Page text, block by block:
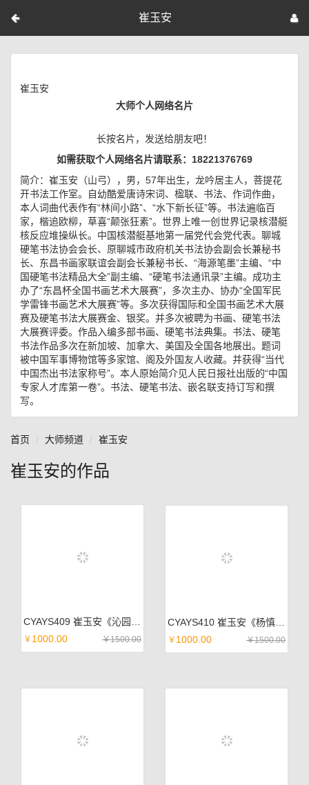
崔玉安
崔玉安
大师个人网络名片
长按名片，发送给朋友吧！
如需获取个人网络名片请联系：18221376769
简介：崔玉安（山弓），男，57年出生，龙吟居主人，菩提花
开书法工作室。自幼酷爱唐诗宋词、楹联、书法、作词作曲，
本人词曲代表作有“林间小路”、“水下新长征”等。书法遍临百
家，楷追欧柳，草喜“颠张狂素”。世界上唯一创世界记录核潜艇
核反应堆操纵长。中国核潜艇基地第一届党代会党代表。聊城
硬笔书法协会会长、原聊城市政府机关书法协会副会长兼秘书
长、东昌书画家联谊会副会长兼秘书长、“海源笔墨”主编、“中
国硬笔书法精品大全”副主编、“硬笔书法通讯录”主编。成功主
办了“东昌杯全国书画艺术大展赛”，多次主办、协办“全国军民
学雷锋书画艺术大展赛”等。多次获得国际和全国书画艺术大展
赛及硬笔书法大展赛金、银奖。并多次被聘为书画、硬笔书法
大展赛评委。作品入编多部书画、硬笔书法典集。书法、硬笔
书法作品多次在新加坡、加拿大、美国及全国各地展出。题词
被中国军事博物馆等多家馆、阁及外国友人收藏。并获得“当代
中国杰出书法家称号”。本人原始简介见人民日报社出版的“中国
专家人才库第一卷”。书法、硬笔书法、嵌名联支持订写和撰
写。
首页 大师频道 崔玉安
崔玉安的作品
￥1500.00
￥ 1000.00 ￥1500.00
￥ 1000.00